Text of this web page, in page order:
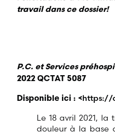
travail dans ce dossier!
P.C. et Services
2022 QCTAT 5087
Disponible ici : <https://
Le 18 avril 2021, la
douleur à la base